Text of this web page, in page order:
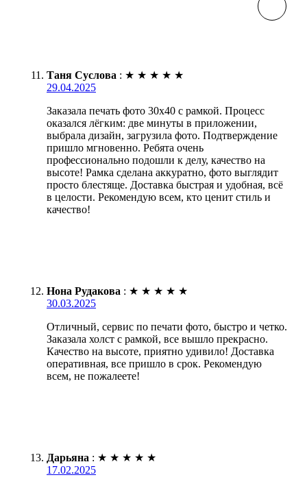
Таня Суслова : ★ ★ ★ ★ ★
29.04.2025
Заказала печать фото 30х40 с рамкой. Процесс
оказался лёгким: две минуты в приложении,
выбрала дизайн, загрузила фото. Подтверждение
пришло мгновенно. Ребята очень
профессионально подошли к делу, качество на
высоте! Рамка сделана аккуратно, фото выглядит
просто блестяще. Доставка быстрая и удобная, всё
в целости. Рекомендую всем, кто ценит стиль и
качество!
Нона Рудакова : ★ ★ ★ ★ ★
30.03.2025
Отличный, сервис по печати фото, быстро и четко.
Заказала холст с рамкой, все вышло прекрасно.
Качество на высоте, приятно удивило! Доставка
оперативная, все пришло в срок. Рекомендую
всем, не пожалеете!
Дарьяна : ★ ★ ★ ★ ★
17.02.2025